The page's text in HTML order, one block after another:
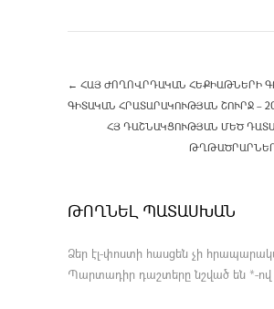
← ՀԱՅ ԺՈՂՈՎՐԴԱԿԱՆ ՀԵՔԻԱԹՆԵՐԻ
ԻՏԱԿԱՆ ՀՐԱՏԱՐԱԿՈՒԹՅԱՆ ՇՈՒՐՋ –
ՀՅ ԴԱՇՆԱԿՑՈՒԹՅԱՆ ՄԵԾ
ԹՈՂՆԵԼ ՊԱՏԱՍԽԱՆ
Ձեր էլ-փոստի հասցեն չի
Պարտադիր դաշտերը նշված են *-ով